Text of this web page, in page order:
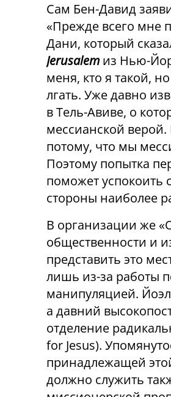
Сам Бен-Давид
«Прежде всего мне
Дани, который
Jerusalem из Нью-
меня, кто я такой,
лгать. Уже давно
в Тель-Авиве, о
мессианской
потому, что мы
Поэтому попытка
поможет успокоить
стороны наиболее
В организации же
общественности и
представить это
лишь из-за работы
манипуляцией.
а давний
отделение
for Jesus).
принадлежащей
должно служить